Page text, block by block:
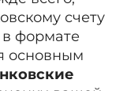
счету
формате
основным